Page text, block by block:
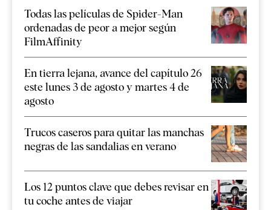
Todas las películas de Spider-Man
ordenadas de peor a mejor según
FilmAffinity
En tierra lejana, avance del capítulo 26
este lunes 3 de agosto y martes 4 de
agosto
Trucos caseros para quitar las manchas
negras de las sandalias en verano
Los 12 puntos clave que debes revisar en
tu coche antes de viajar